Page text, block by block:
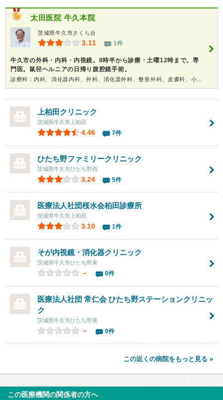
太田医院 牛久本院
茨城県牛久市さくら台
3.11 1件
牛久市の外科・内科・内視鏡。8時半から診療・土曜12時まで。専
門医。鼠径ヘルニアの日帰り腹腔鏡手術。
上柏田クリニック
茨城県牛久市上柏田
4.46 7件
ひたち野ファミリークリニック
茨城県牛久市ひたち野西
3.24 5件
医療法人社団桜水会柏田診療所
茨城県牛久市上柏田
3.10 1件
そが内視鏡・消化器クリニック
茨城県牛久市ひたち野東
－ 0件
医療法人社団 常仁会 ひたち野ステーションクリニッ
ク
茨城県牛久市ひたち野東
－ 0件
この近くの病院をもっと見る »
この医療機関の関係者の方へ